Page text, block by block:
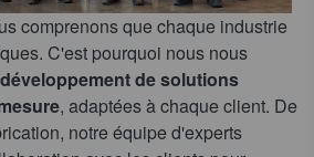
comprenons que chaque industrie
C'est pourquoi nous nous
de solutions
, adaptées à chaque client. De
notre équipe d'experts